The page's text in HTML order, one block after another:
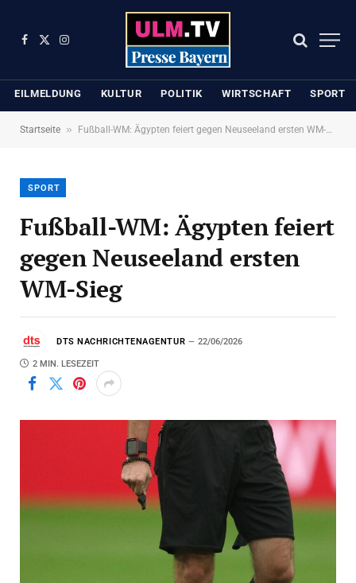
Facebook
X
Instagram
EILMELDUNG KULTUR POLITIK WIRTSCHAFT SPORT
Startseite » Fußball-WM: Ägypten feiert gegen Neuseeland ersten WM-Sieg
SPORT
Fußball-WM: Ägypten feiert
gegen Neuseeland ersten
WM-Sieg
DTS NACHRICHTENAGENTUR 22/06/2026
2 MIN. LESEZEIT